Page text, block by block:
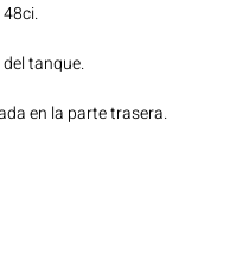
tanque.
en la parte trasera.